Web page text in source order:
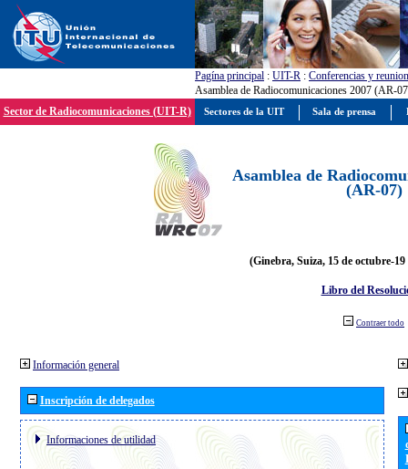
Pagína principal : UIT-R : Conferencias y
Asamblea de Radiocomunicaciones 2007 (AR-
Sector de Radiocomunicaciones (UIT-R)
Asamblea de
(AR-07)
(Ginebra, Suiza, 15 de octubre-19
Libro del
Contraer todo
Información general
Inscripción de delegados
Informaciones de utilidad
Sectores de la UIT Sala de prensa